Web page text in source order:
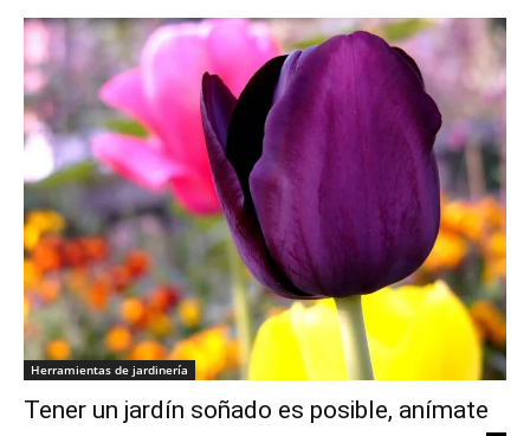
Herramientas de jardinería
Tener un jardín soñado es posible, anímate